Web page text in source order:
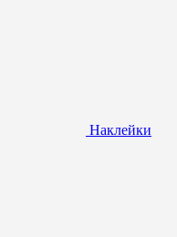
Наклейки